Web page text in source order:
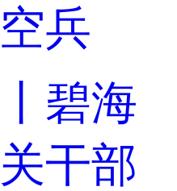
兵
碧海
干部